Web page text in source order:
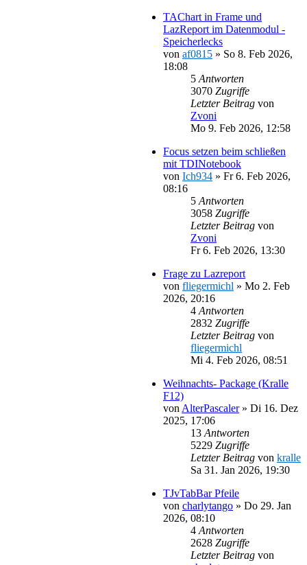
TAChart in Frame und
LazReport im Datenmodul -
Speicherlecks
von af0815 » So 8. Feb 2026,
18:08
5 Antworten
3070 Zugriffe
Letzter Beitrag von
Zvoni
Mo 9. Feb 2026, 12:58
Focus setzen beim schließen
mit TDINotebook
von Ich934 » Fr 6. Feb 2026,
08:16
5 Antworten
3058 Zugriffe
Letzter Beitrag von
Zvoni
Fr 6. Feb 2026, 13:30
Frage zu Lazreport
von fliegermichl » Mo 2. Feb
2026, 20:16
4 Antworten
2832 Zugriffe
Letzter Beitrag von
fliegermichl
Mi 4. Feb 2026, 08:51
Weihnachts- Package (Kralle
F12)
von AlterPascaler» Di 16. Dez
2025, 17:06
13 Antworten
5229 Zugriffe
Letzter Beitrag von kralle
Sa 31. Jan 2026, 19:30
TJvTabBar Pfeile
von charlytango » Do 29. Jan
2026, 08:10
4 Antworten
2628 Zugriffe
Letzter Beitrag von